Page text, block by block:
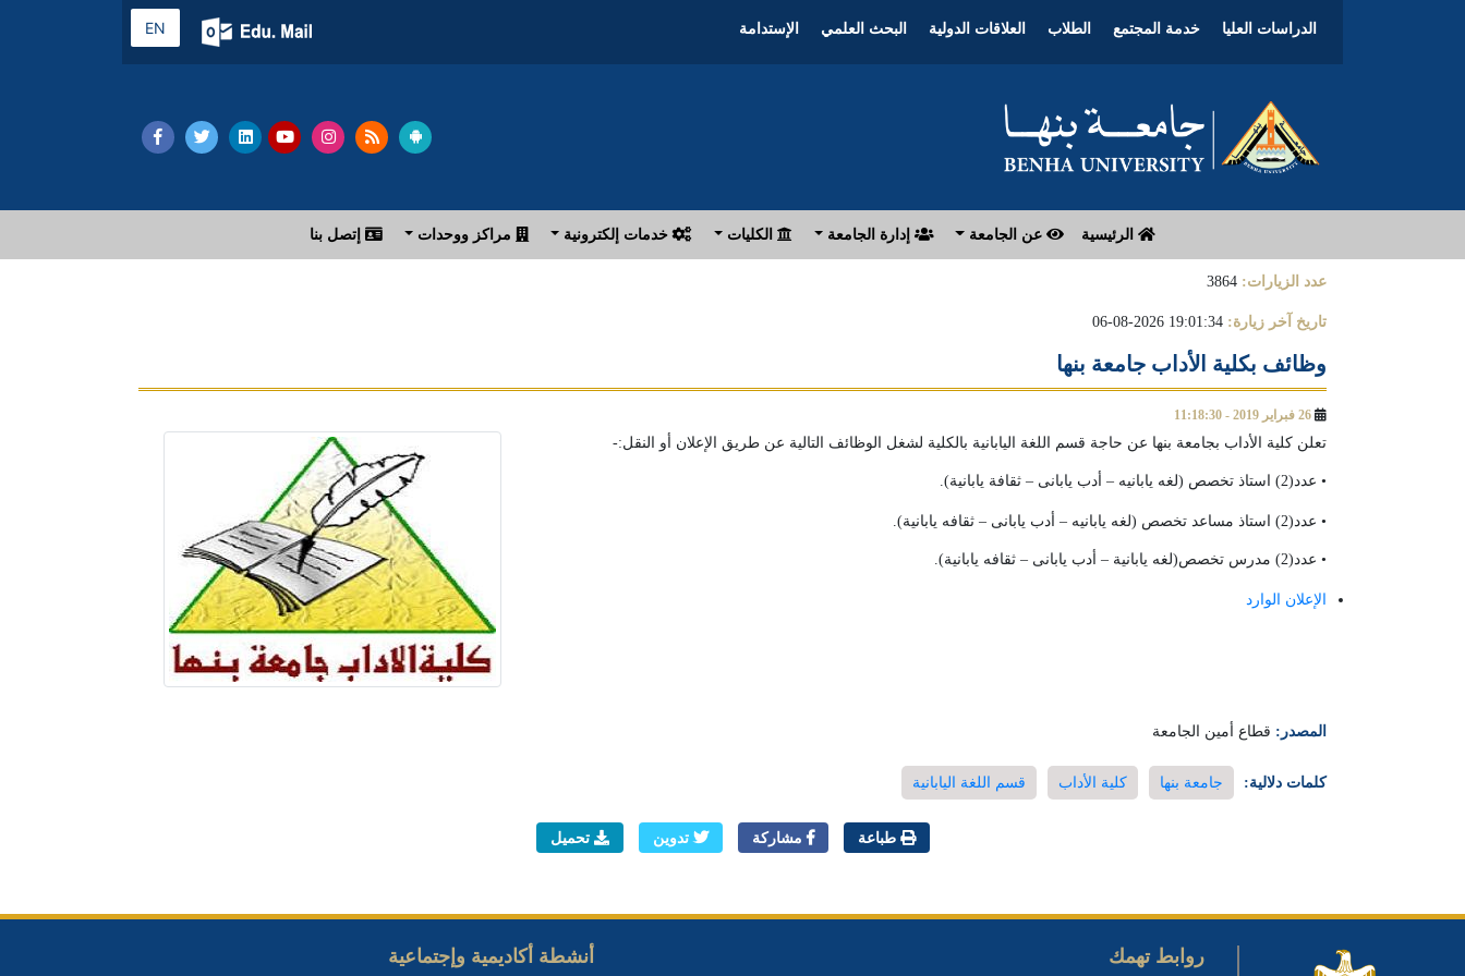
الدراسات العليا خدمة المجتمع الطلاب العلاقات الدولية البحث العلمي الإستدامة EN
الرئيسية عن الجامعة إدارة الجامعة الكليات خدمات إلكترونية مراكز ووحدات إتصل بنا
عدد الزيارات: 3864
تاريخ آخر زيارة: 19:01:34 2026-08-06
وظائف بكلية الأداب جامعة بنها
تعلن كلية الأداب بجامعة بنها عن حاجة قسم اللغة اليابانية بالكلية لشغل الوظائف التالية عن طريق الإعلان أو النقل:-
• عدد(2) استاذ تخصص (لغه يابانيه – أدب يابانى – ثقافة يابانية).
• عدد(2) استاذ مساعد تخصص (لغه يابانيه – أدب يابانى – ثقافه يابانية).
• عدد(2) مدرس تخصص(لغه يابانية – أدب يابانى – ثقافه يابانية).
الإعلان الوارد
المصدر: قطاع أمين الجامعة
كلمات دلالية: جامعة بنها كلية الأداب قسم اللغة اليابانية
طباعة مشاركة تدوين تحميل
روابط تهمك أنشطة أكاديمية وإجتماعية